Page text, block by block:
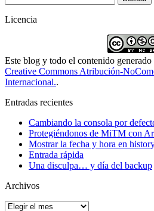
Licencia
Este blog y todo el contenido generado
Creative Commons Atribución-
Internacional..
Entradas recientes
Cambiando la consola por
Protegiéndonos de MiTM con
Mostrar la fecha y hora en
Entrada rápida
Una disculpa… y día del backup
Archivos
Archivos